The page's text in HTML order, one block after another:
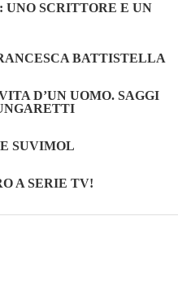
UNO SCRITTORE E UN
BATTISTELLA
D’UN UOMO. SAGGI
SUVIMOL
A SERIE TV!